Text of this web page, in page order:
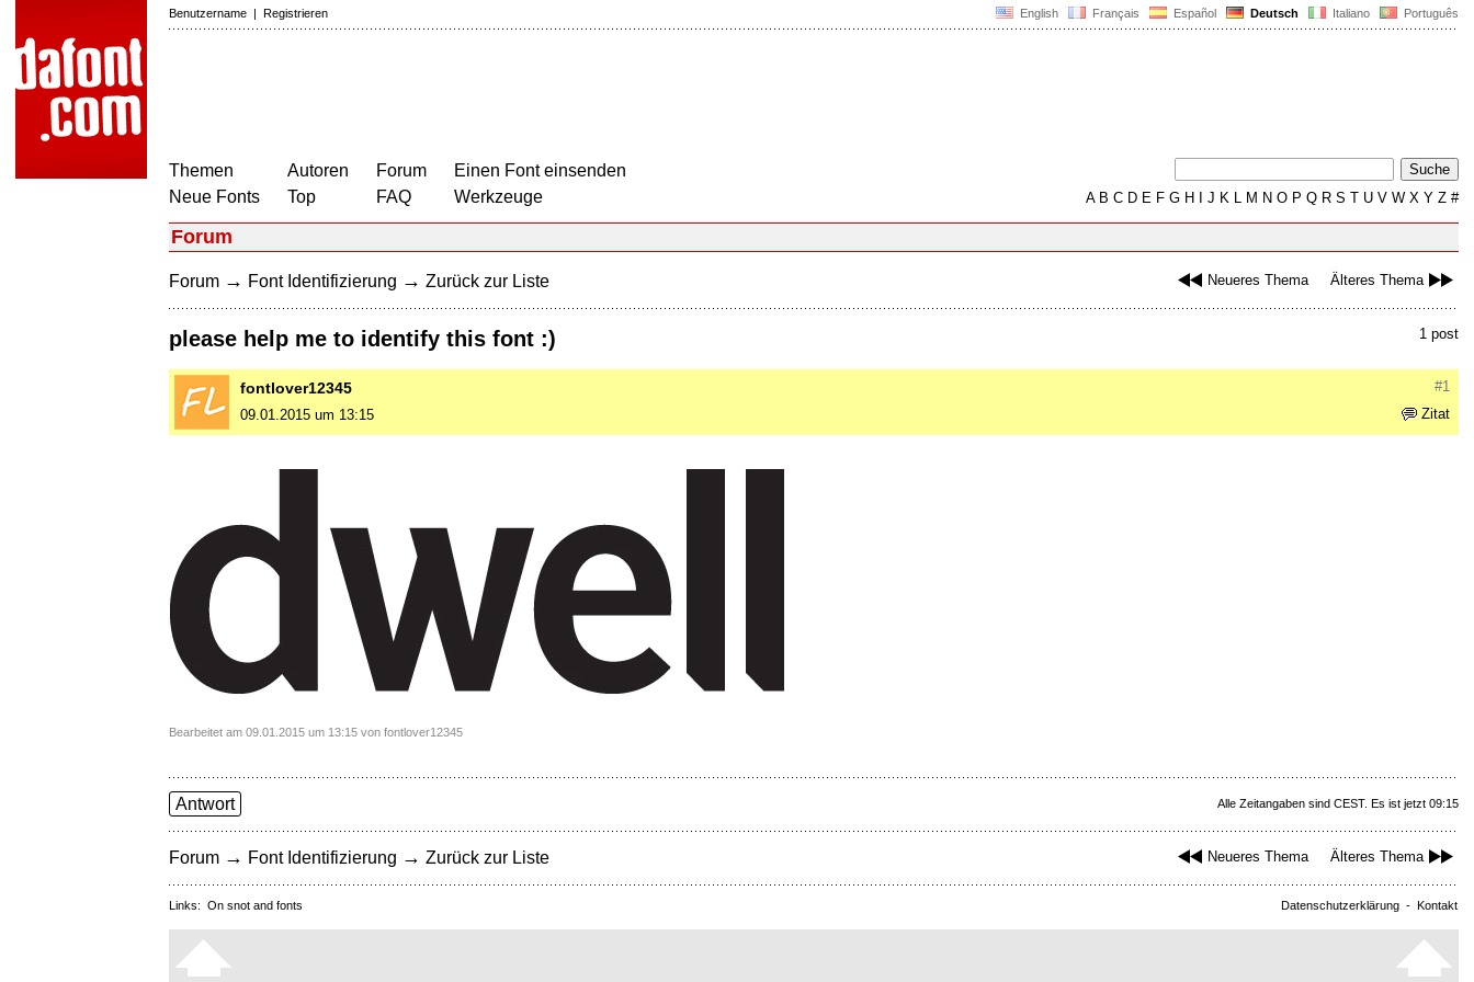
English Français Español Deutsch Italiano Português
Benutzername | Registrieren
Themen
Neue Fonts
Autoren
Top
Forum
FAQ
Einen Font einsenden
Werkzeuge
AB C D E F G H J K L M N O P Q R S T U V W X Y Z #
Forum
Neueres Thema Älteres Thema
Forum → Font Identifizierung → Zurück zur Liste
1 post
please help me to identify this font :)
#1
fontlover12345
Zitat
09.01.2015 um 13:15
Bearbeitet am 09.01.2015 um 13:15 von fontlover12345
Alle Zeitangaben sind CEST. Es ist jetzt 09:15
Antwort
Neueres Thema Älteres Thema
Forum → Font Identifizierung → Zurück zur Liste
Datenschutzerklärung - Kontakt
Links: On snot and fonts